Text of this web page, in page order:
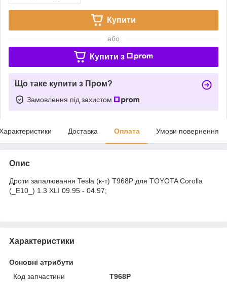
Купити
або
Купити з
Що таке купити з Пром?
Замовлення під захистом
Доставка Оплата Умови повернення
Опис
Дроти запалювання Tesla (к-т) T968P для TOYOTA Corolla
(_E10_) 1.3 XLI 09.95 - 04.97;
Характеристики
Основні атрибути
Код запчастини
T968P